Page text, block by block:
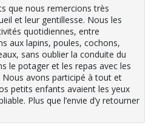
que nous remercions très
et leur gentillesse. Nous les
quotidiennes, entre
aux lapins, poules, cochons,
sans oublier la conduite du
le potager et les repas avec les
avons participé à tout et
petits enfants avaient les yeux
Plus que l’envie d’y retourner